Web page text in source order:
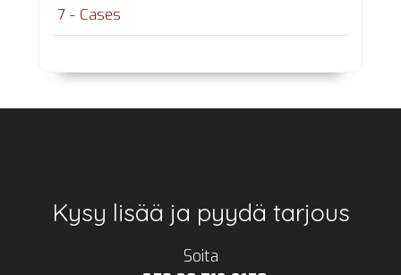
7 - Cases
Footer
Kysy lisää ja pyydä tarjous
Soita